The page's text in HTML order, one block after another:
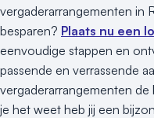
vergaderarrangementen in
besparen? Plaats nu een
eenvoudige stappen en
passende en verrassende
vergaderarrangementen
je het weet heb jij een